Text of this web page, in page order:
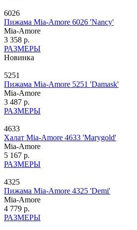
6026
Пижама Mia-Amore 6026 'Nancy'
Mia-Amore
3 358 р.
РАЗМЕРЫ
Новинка
5251
Пижама Mia-Amore 5251 'Damask'
Mia-Amore
3 487 р.
РАЗМЕРЫ
4633
Халат Mia-Amore 4633 'Marygold'
Mia-Amore
5 167 р.
РАЗМЕРЫ
4325
Пижама Mia-Amore 4325 'Demi'
Mia-Amore
4 779 р.
РАЗМЕРЫ